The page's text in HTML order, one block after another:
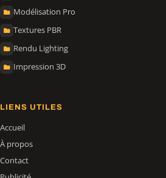
Modélisation Pro
Textures PBR
Rendu Lighting
Impression 3D
LIENS UTILES
Accueil
À propos
Contact